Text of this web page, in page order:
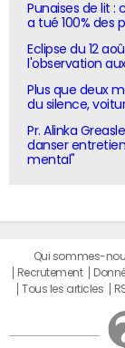
Punaises de lit
a tué 100% des
Eclipse du 12
l'observation
Plus que deux
du silence,
Pr. Alinka
danser
mental"
Qui sommes-
Recrutement
Tous les articles